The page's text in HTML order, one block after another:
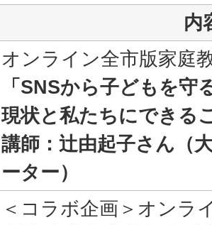
内
オンライン全市版家庭
「SNSから子どもを守
現状と私たちにできる
講師：辻由起子さん（
ーター）
＜コラボ企画＞オンラ